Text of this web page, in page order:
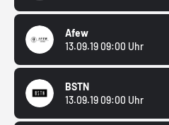
Afew
13.09.19 09:00 Uhr
BSTN
13.09.19 09:00 Uhr